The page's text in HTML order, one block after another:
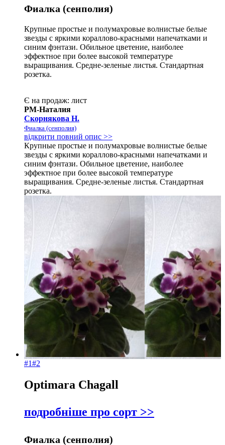
Фиалка (сенполия)
Крупные простые и полумахровые волнистые белые
звезды с яркими кораллово-красными напечатками и
синим фэнтази. Обильное цветение, наиболее
эффектное при более высокой температуре
выращивания. Средне-зеленые листья. Стандартная
розетка.
Є на продаж: лист
РМ-Наталия
Скорнякова Н.
Фиалка (сенполия)
відкрити повний опис >>
Крупные простые и полумахровые волнистые белые
звезды с яркими кораллово-красными напечатками и
синим фэнтази. Обильное цветение, наиболее
эффектное при более высокой температуре
выращивания. Средне-зеленые листья. Стандартная
розетка.
#1#2
Optimara Chagall
подробніше про сорт >>
Фиалка (сенполия)